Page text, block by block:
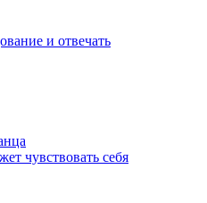
и отвечать
чувствовать себя